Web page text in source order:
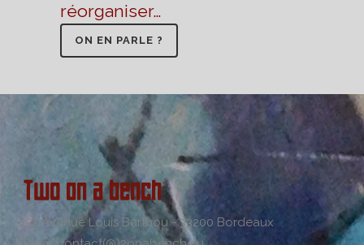
réorganiser…
ON EN PARLE ?
157 Avenue Louis Barthou - 33200 Bordeaux